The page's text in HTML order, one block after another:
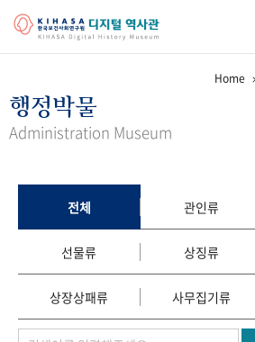
걸어온 길 기관 변천사
정책과 연구 키워드로 보는 연구 역사
간행물 변천사
기록물 아카이브
사진 아카이브 문서 기록물 행정박물
Home
행정박물
Administration Museum
전체 관인류
선물류 상징류
상장상패류 사무집기류